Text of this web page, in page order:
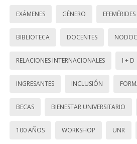
EXÁMENES GÉNERO EFEMÉRIDES
BIBLIOTECA DOCENTES
RELACIONES INTERNACIONALES I + D
INGRESANTES INCLUSIÓN
BECAS BIENESTAR UNIVERSITARIO
100 AÑOS WORKSHOP UNR